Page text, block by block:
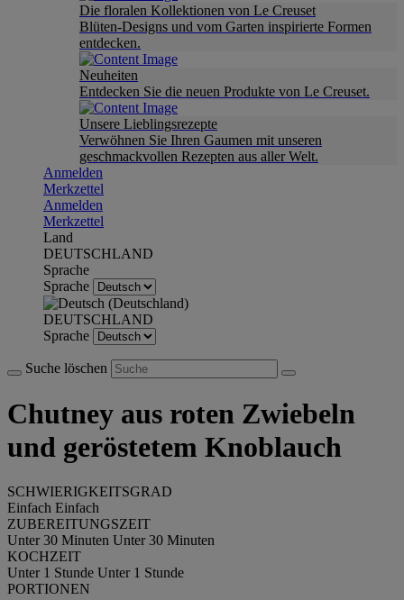
Die floralen Kollektionen von Le Creuset
Blüten-Designs und vom Garten inspirierte Formen
entdecken.
Neuheiten
Entdecken Sie die neuen Produkte von Le Creuset.
Unsere Lieblingsrezepte
Verwöhnen Sie Ihren Gaumen mit unseren
geschmackvollen Rezepten aus aller Welt.
Anmelden
Merkzettel
Anmelden
Merkzettel
Land
DEUTSCHLAND
Sprache
Sprache
DEUTSCHLAND
Sprache
Suche löschen
Chutney aus roten Zwiebeln
und geröstetem Knoblauch
SCHWIERIGKEITSGRAD
Einfach Einfach
ZUBEREITUNGSZEIT
Unter 30 Minuten Unter 30 Minuten
KOCHZEIT
Unter 1 Stunde Unter 1 Stunde
PORTIONEN